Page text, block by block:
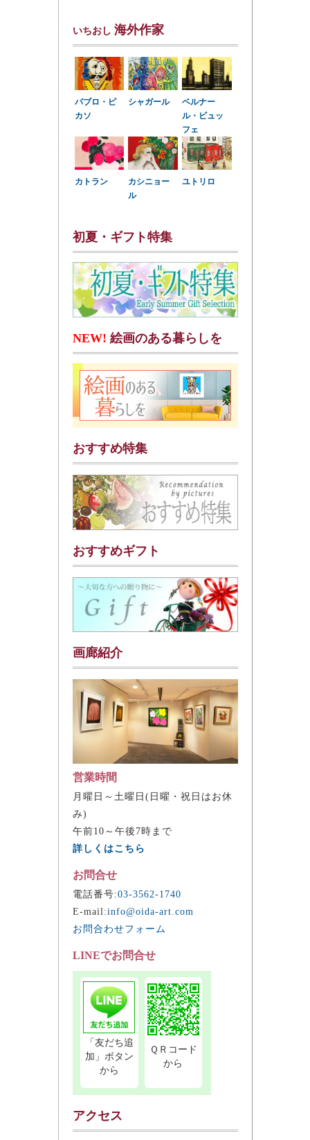
いちおし 海外作家
パブロ・ピ
カソ
シャガール
ベルナー
ル・ビュッ
フェ
カトラン
カシニョー
ル
ユトリロ
初夏・ギフト特集
NEW! 絵画のある暮らしを
おすすめ特集
おすすめギフト
画廊紹介
営業時間
月曜日～土曜日(日曜・祝日はお休
み)
午前10～午後7時まで
詳しくはこちら
お問合せ
電話番号:03-3562-1740
E-mail:info@oida-art.com
お問合わせフォーム
LINEでお問合せ
「友だち追
加」ボタン
から
ＱＲコード
から
アクセス